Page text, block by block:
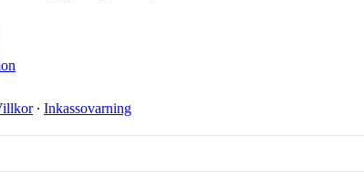
∙ Inkassovarning